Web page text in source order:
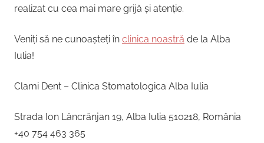
realizat cu cea mai mare grijă și atenție.
Veniți să ne cunoașteți în clinica noastră de la Alba
Iulia!
Clami Dent – Clinica Stomatologica Alba Iulia
Strada Ion Lăncrănjan 19, Alba Iulia 510218, România
+40 754 463 365